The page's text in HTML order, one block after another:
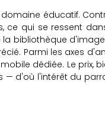
éducatif.
ce qui se ressent
la bibliothèque
Parmi les axes
dédiée. Le prix,
— d'où l'intérêt du